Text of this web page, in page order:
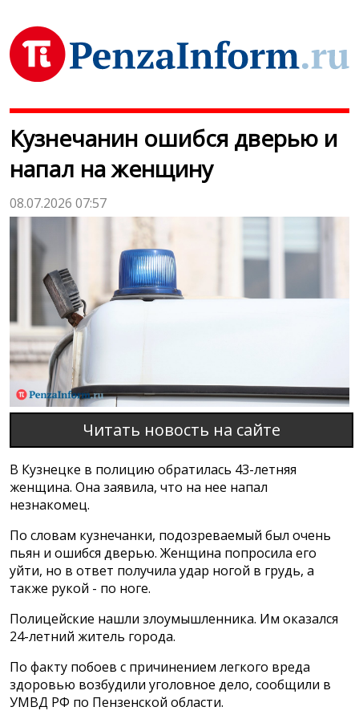
Кузнечанин ошибся дверью и
напал на женщину
08.07.2026 07:57
Читать новость на сайте
В Кузнецке в полицию обратилась 43-летняя
женщина. Она заявила, что на нее напал
незнакомец.
По словам кузнечанки, подозреваемый был очень
пьян и ошибся дверью. Женщина попросила его
уйти, но в ответ получила удар ногой в грудь, а
также рукой - по ноге.
Полицейские нашли злоумышленника. Им оказался
24-летний житель города.
По факту побоев с причинением легкого вреда
здоровью возбудили уголовное дело, сообщили в
УМВД РФ по Пензенской области.